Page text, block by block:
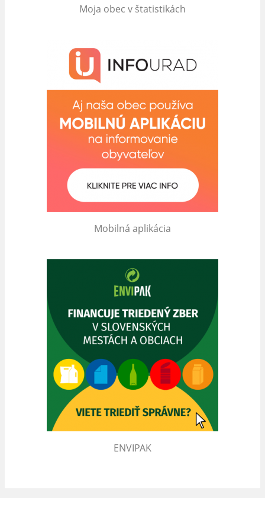
Moja obec v štatistikách
Mobilná aplikácia
ENVIPAK